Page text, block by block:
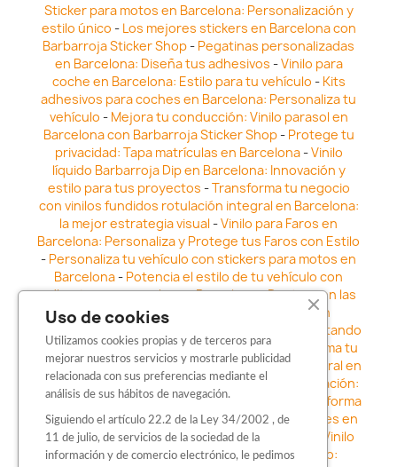
Sticker para motos en Barcelona: Personalización y
estilo único - Los mejores stickers en Barcelona con
Barbarroja Sticker Shop- Pegatinas personalizadas
en Barcelona: Diseña tus adhesivos -Vinilo para
coche en Barcelona: Estilo para tu vehículo - Kits
adhesivos para coches en Barcelona: Personaliza tu
vehículo - Mejora tu conducción: Vinilo parasol en
Barcelona con Barbarroja Sticker Shop- Protege tu
privacidad: Tapa matrículas en Barcelona-Vinilo
líquido Barbarroja Dip en Barcelona: Innovación y
estilo para tus proyectos -Transforma tu negocio
con vinilos fundidos rotulación integral en Barcelona:
la mejor estrategia visual -Vinilo para Faros en
Barcelona: Personaliza y Protege tus Faros con Estilo
- Personaliza tu vehículo con stickers para motos en
Barcelona- Potencia el estilo de tu vehículo con
adhesivos para coche en Barcelona-Destaca en las
calles: Los Mejores stickers para coches en
Vinilo para faros en Barcelona: Resaltando
la Estética y Seguridad del Automóvil- Transforma tu
vehículo con los vinilos fundidos rotulación integral en
Barcelona-Explora la Innovación en Personalización:
Vinilo líquido barbarroja dip en Barcelona
Transforma
tu vehículo con estilo: Kits adhesivos para coches en
Barcelona-Personaliza tu vehículo con estilo: Vinilo
para coche en Barcelona-Destaca con Estilo:
Uso de cookies
Utilizamos cookies propias y de terceros para
mejorar nuestros servicios y mostrarle publicidad
relacionada con sus preferencias mediante el
análisis de sus hábitos de navegación.
Siguiendo el artículo 22.2 de la Ley 34/2002 , de
11 de julio, de servicios de la sociedad de la
información y de comercio electrónico, le pedimos